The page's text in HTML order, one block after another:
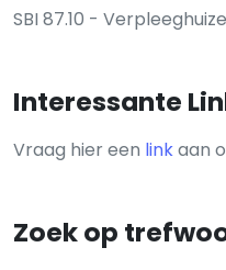
SBI 87.10 -
Interessante
Vraag hier een linkaan
Zoek op